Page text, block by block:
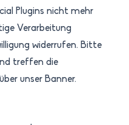
Plugins nicht mehr
Verarbeitung
widerrufen. Bitte
treffen die
unser Banner.